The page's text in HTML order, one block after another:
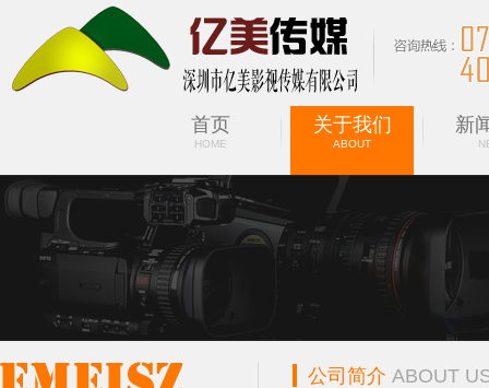
首页
HOME
关于我们
ABOUT
新
公司简介 ABOUT